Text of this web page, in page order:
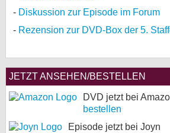
Diskussion zur Episode im Forum
Rezension zur DVD-Box der 5.
JETZT ANSEHEN/BESTELLEN
DVD jetzt bei
bestellen
Episode jetzt bei Joyn